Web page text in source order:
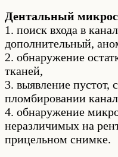
Дентальный
1. поиск входа в
дополнительный,
2. обнаружение
тканей,
3. выявление
пломбировании
4. обнаружение
неразличимых на
прицельном снимке.